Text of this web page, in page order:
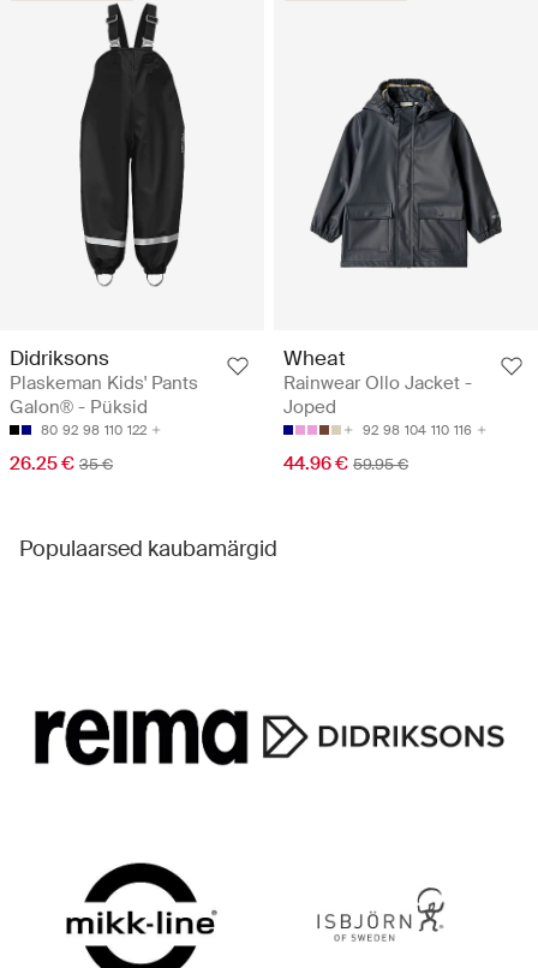
Didriksons
Plaskeman Kids' Pants
Galon® - Püksid
80 92 98 110 122
26.25 € 35 €
Wheat
Rainwear Ollo Jacket -
Joped
92 98 104 110 116
44.96 € 59.95 €
Populaarsed kaubamärgid